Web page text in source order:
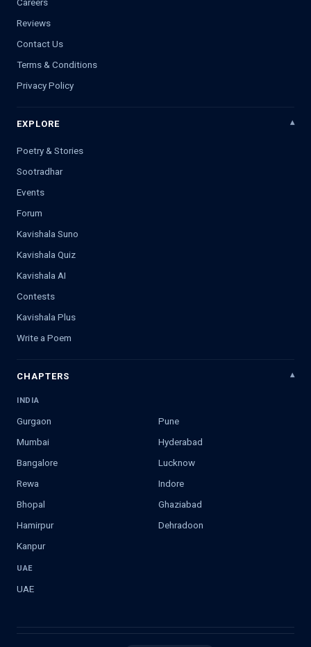
Reviews
Contact Us
Terms & Conditions
Privacy Policy
EXPLORE
Poetry & Stories
Sootradhar
Events
Forum
Kavishala Suno
Kavishala Quiz
Kavishala AI
Contests
Kavishala Plus
Write a Poem
CHAPTERS
INDIA
Gurgaon
Pune
Mumbai
Hyderabad
Bangalore
Lucknow
Rewa
Indore
Bhopal
Ghaziabad
Hamirpur
Dehradoon
Kanpur
UAE
UAE